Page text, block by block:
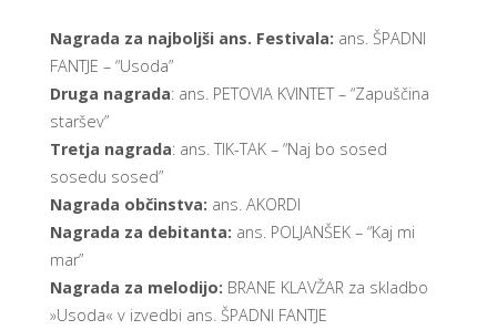
Nagrada za najboljši ans. Festivala: ans. ŠPADNI
FANTJE – “Usoda”
Druga nagrada: ans. PETOVIA KVINTET – “Zapuščina
staršev”
Tretja nagrada: ans. TIK-TAK – “Naj bo sosed
sosedu sosed”
Nagrada občinstva: ans. AKORDI
Nagrada za debitanta: ans. POLJANŠEK – “Kaj mi
mar”
Nagrada za melodijo: BRANE KLAVŽAR za skladbo
»Usoda« v izvedbi ans. ŠPADNI FANTJE